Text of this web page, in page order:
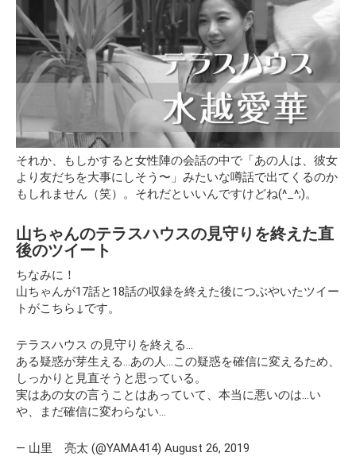
それか、もしかすると女性陣の会話の中で 「あの人は、彼女
より友だちを大事にしそう〜」 みたいな噂話で出てくるのか
もしれません（笑）。それだといいんですけどね(^_^;)。
山ちゃんのテラスハウスの見守りを終えた直
後のツイート
ちなみに！
山ちゃんが17話と18話の収録を終えた後につぶやいたツイー
トがこちら↓です。
テラスハウス の見守りを終える…
ある疑惑が芽生える…あの人…この疑惑を確信に変えるため、
しっかりと見直そうと思っている。
実はあの女の言うことはあっていて、本当に悪いのは…い
や、まだ確信に変わらない…
— 山里 亮太 (@YAMA414) August 26, 2019